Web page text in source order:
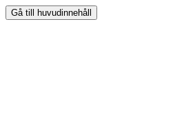
Gå till huvudinnehåll